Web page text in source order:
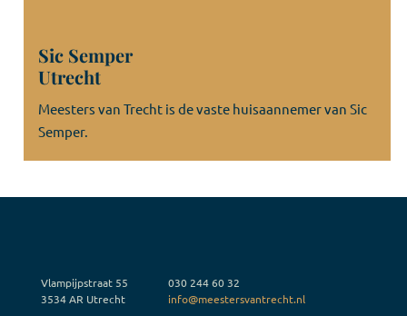
Sic Semper
Utrecht
Meesters van Trecht is de vaste huisaannemer van Sic
Semper.
Vlampijpstraat 55
030 244 60 32
3534 AR Utrecht
info@meestersvantrecht.nl